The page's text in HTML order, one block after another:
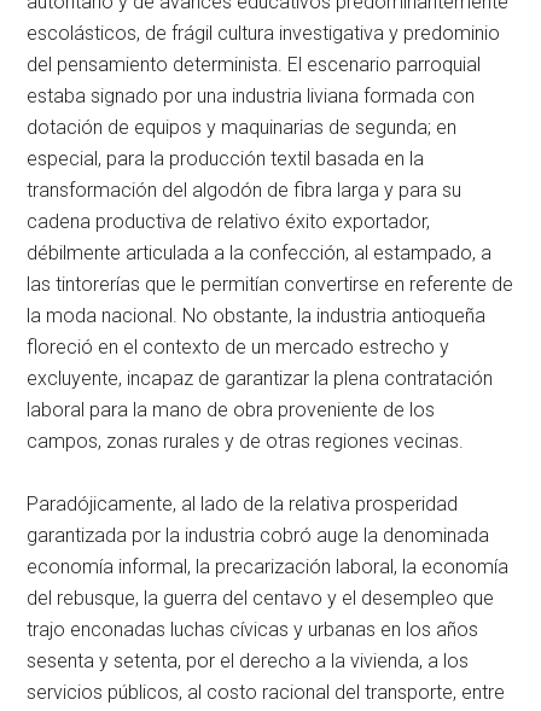
escolásticos, de frágil cultura investigativa y predominio
del pensamiento determinista. El escenario parroquial
estaba signado por una industria liviana formada con
dotación de equipos y maquinarias de segunda; en
especial, para la producción textil basada en la
transformación del algodón de fibra larga y para su
cadena productiva de relativo éxito exportador,
débilmente articulada a la confección, al estampado, a
las tintorerías que le permitían convertirse en referente de
la moda nacional. No obstante, la industria antioqueña
floreció en el contexto de un mercado estrecho y
excluyente, incapaz de garantizar la plena contratación
laboral para la mano de obra proveniente de los
campos, zonas rurales y de otras regiones vecinas.
Paradójicamente, al lado de la relativa prosperidad
garantizada por la industria cobró auge la denominada
economía informal, la precarización laboral, la economía
del rebusque, la guerra del centavo y el desempleo que
trajo enconadas luchas cívicas y urbanas en los años
sesenta y setenta, por el derecho a la vivienda, a los
servicios públicos, al costo racional del transporte, entre